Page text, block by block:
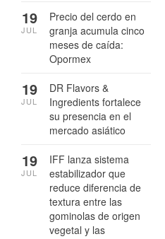
Precio del cerdo en
granja acumula cinco
meses de caída:
Opormex
19
JUL
DR Flavors &
Ingredients fortalece
su presencia en el
mercado asiático
19
JUL
IFF lanza sistema
estabilizador que
reduce diferencia de
textura entre las
gominolas de origen
vegetal y las
19
JUL